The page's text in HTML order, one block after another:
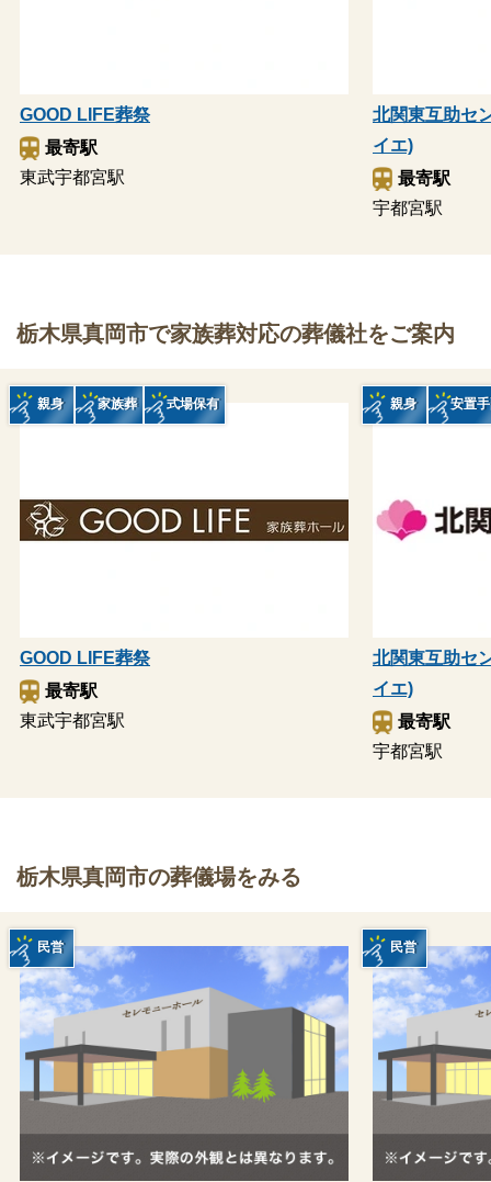
GOOD LIFE葬祭
最寄駅
東武宇都宮駅
北関東互助セ
イエ)
最寄駅
宇都宮駅
栃木県真岡市で家族葬対応の葬儀社をご案内
GOOD LIFE葬祭
最寄駅
東武宇都宮駅
親身 家族葬 式場保有
北関東互助セ
イエ)
最寄駅
宇都宮駅
親身 安置
栃木県真岡市の葬儀場をみる
民営 民営